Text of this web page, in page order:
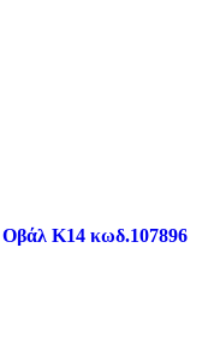
Οβάλ Κ14 κωδ.107896